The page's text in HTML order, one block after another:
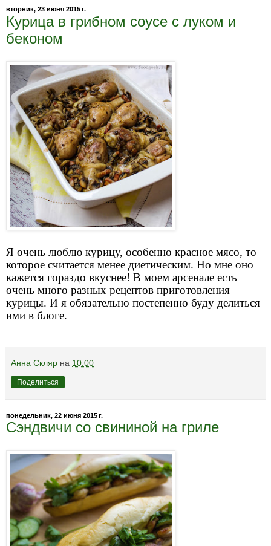
вторник, 23 июня 2015 г.
Курица в грибном соусе с луком и
беконом
Я очень люблю курицу, особенно красное мясо, то
которое считается менее диетическим. Но мне оно
кажется гораздо вкуснее! В моем арсенале есть
очень много разных рецептов приготовления
курицы. И я обязательно постепенно буду делиться
ими в блоге.
Анна Скляр на 10:00
Поделиться
понедельник, 22 июня 2015 г.
Сэндвичи со свининой на гриле